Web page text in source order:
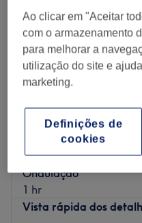
Daniella Ghessa
169
Povoa De Varzim
Ondulação
1 hr
Vista rápida dos
Ao clicar em "Aceitar
com o armazenamento
para melhorar a
utilização do site e
marketing.
Definições de
cookies